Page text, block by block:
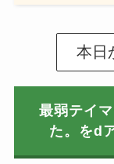
本日
最弱テイ
た。をd